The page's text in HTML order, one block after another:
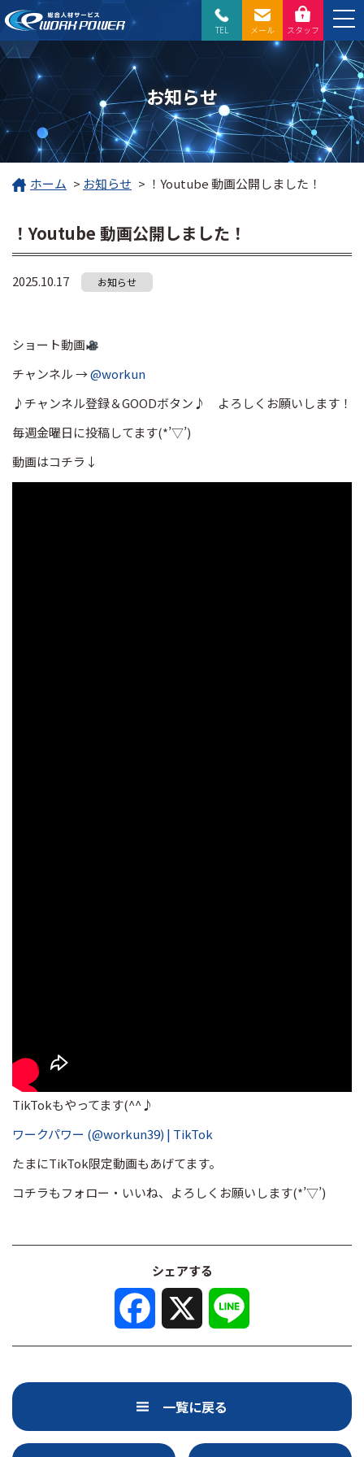
TEL メール スタッフ
お知らせ
ホーム > お知らせ > ！Youtube 動画公開しました！
！Youtube 動画公開しました！
2025.10.17 お知らせ
ショート動画
チャンネル →@workun
♪チャンネル登録＆GOODボタン♪ よろしくお願いします！
毎週金曜日に投稿してます(*’▽’)
動画はコチラ↓
TikTokもやってます(^^♪
ワークパワー (@workun39) | TikTok
たまにTikTok限定動画もあげてます。
コチラもフォロー・いいね、よろしくお願いします(*’▽’)
シェアする
F
b
k
X
一覧に戻る